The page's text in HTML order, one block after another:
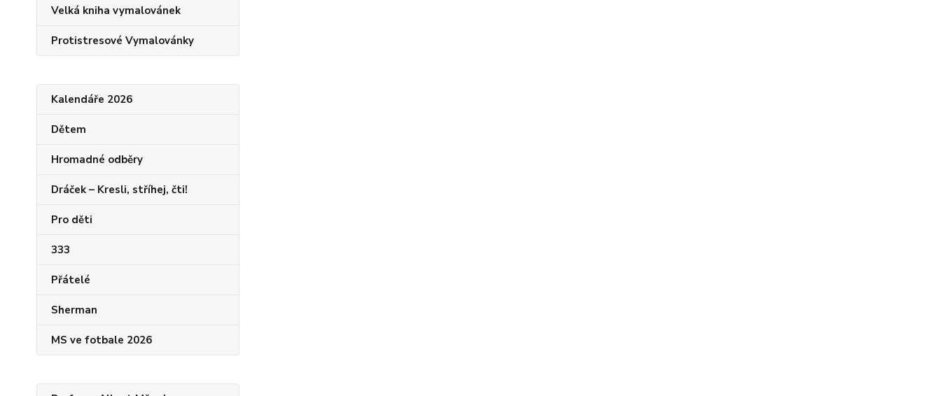
Velká kniha vymalovánek
Protistresové Vymalovánky
Kalendáře 2026
Dětem
Hromadné odběry
Dráček – Kresli, stříhej, čti!
Pro děti
333
Přátelé
Sherman
MS ve fotbale 2026